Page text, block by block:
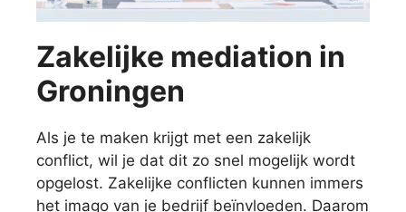
Zakelijke mediation in
Groningen
Als je te maken krijgt met een zakelijk
conflict, wil je dat dit zo snel mogelijk wordt
opgelost. Zakelijke conflicten kunnen immers
het imago van je bedrijf beïnvloeden. Daarom